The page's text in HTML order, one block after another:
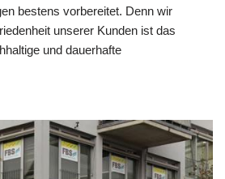
bestens vorbereitet. Denn wir
unserer Kunden ist das
und dauerhafte